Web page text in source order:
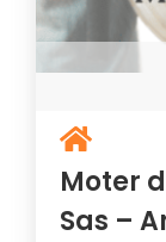
Moter
Sas –